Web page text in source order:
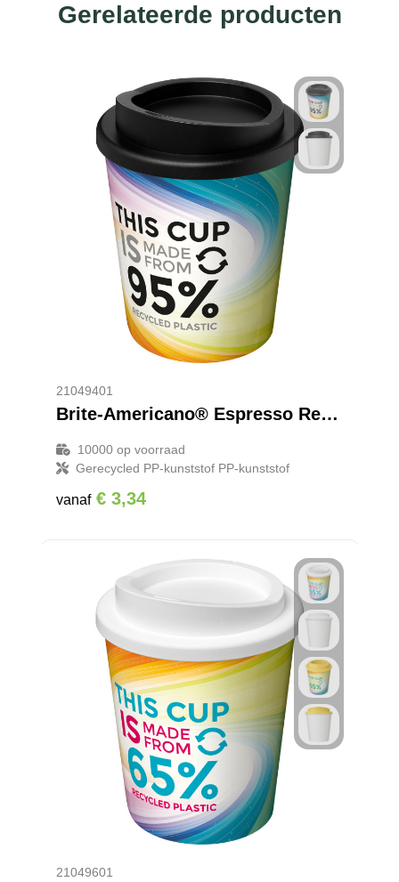
Gerelateerde producten
21049401
Brite-Americano® Espresso Recycled 250 ml geïsoleerde beker
10000op voorraad
Gerecycled PP-kunststof PP-kunststof
vanaf € 3,34
21049601